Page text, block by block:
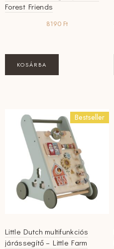
Forest Friends
8190 Ft
KOSÁRBA
Bestseller
Little Dutch multifunkciós
járássegítő – Little Farm